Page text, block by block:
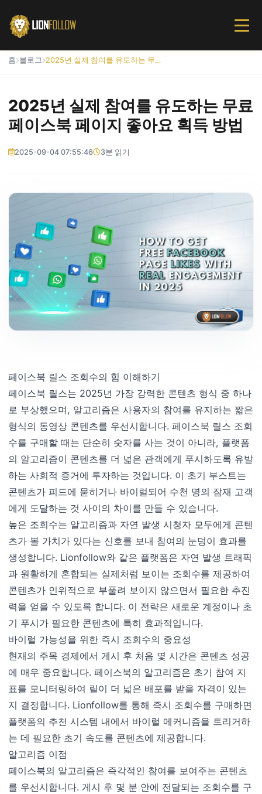
홈 블로그 2025년 실제 참여를 유도하는 무료 페이스북 페이지 좋아요 획득 방법
2025년 실제 참여를 유도하는 무료
페이스북 페이지 좋아요 획득 방법
2025-09-04 07:55:46 3분 읽기
페이스북 릴스 조회수의 힘 이해하기
페이스북 릴스는 2025년 가장 강력한 콘텐츠 형식 중 하나
로 부상했으며, 알고리즘은 사용자의 참여를 유지하는 짧은
형식의 동영상 콘텐츠를 우선시합니다. 페이스북 릴스 조회
수를 구매할 때는 단순히 숫자를 사는 것이 아니라, 플랫폼
의 알고리즘이 콘텐츠를 더 넓은 관객에게 푸시하도록 유발
하는 사회적 증거에 투자하는 것입니다. 이 초기 부스트는
콘텐츠가 피드에 묻히거나 바이럴되어 수천 명의 잠재 고객
에게 도달하는 것 사이의 차이를 만들 수 있습니다.
높은 조회수는 알고리즘과 자연 발생 시청자 모두에게 콘텐
츠가 볼 가치가 있다는 신호를 보내 참여의 눈덩이 효과를
생성합니다. Lionfollow와 같은 플랫폼은 자연 발생 트래픽
과 원활하게 혼합되는 실제처럼 보이는 조회수를 제공하여
콘텐츠가 인위적으로 부풀려 보이지 않으면서 필요한 추진
력을 얻을 수 있도록 합니다. 이 전략은 새로운 계정이나 초
기 푸시가 필요한 콘텐츠에 특히 효과적입니다.
바이럴 가능성을 위한 즉시 조회수의 중요성
현재의 주목 경제에서 게시 후 처음 몇 시간은 콘텐츠 성공
에 매우 중요합니다. 페이스북의 알고리즘은 초기 참여 지
표를 모니터링하여 릴이 더 넓은 배포를 받을 자격이 있는
지 결정합니다. Lionfollow를 통해 즉시 조회수를 구매하면
플랫폼의 추천 시스템 내에서 바이럴 메커니즘을 트리거하
는 데 필요한 초기 속도를 콘텐츠에 제공합니다.
알고리즘 이점
페이스북의 알고리즘은 즉각적인 참여를 보여주는 콘텐츠
를 우선시합니다. 게시 후 몇 분 안에 전달되는 조회수를 구